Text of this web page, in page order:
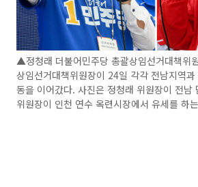
▲정청래 더불어민주당 총괄상임선거대책위
상임선거대책위원장이 24일 각각 전남지역
동을 이어갔다. 사진은 정청래 위원장이 전남
위원장이 인천 연수 옥련시장에서 유세를 하